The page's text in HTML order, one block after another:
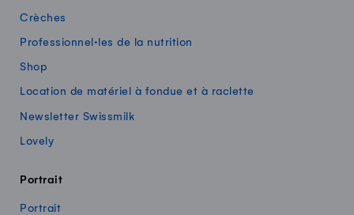
Crèches
Professionnel·les de la nutrition
Shop
Location de matériel à fondue et à raclette
Newsletter Swissmilk
Lovely
Portrait
Portrait